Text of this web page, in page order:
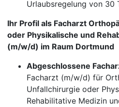
Urlaubsregelung von 30
Ihr Profil als Facharzt
oder Physikalische und
(m/w/d) im Raum Dortmund
Abgeschlossene
Facharzt (m/w/d) für
Unfallchirurgie oder
Rehabilitative Medizin